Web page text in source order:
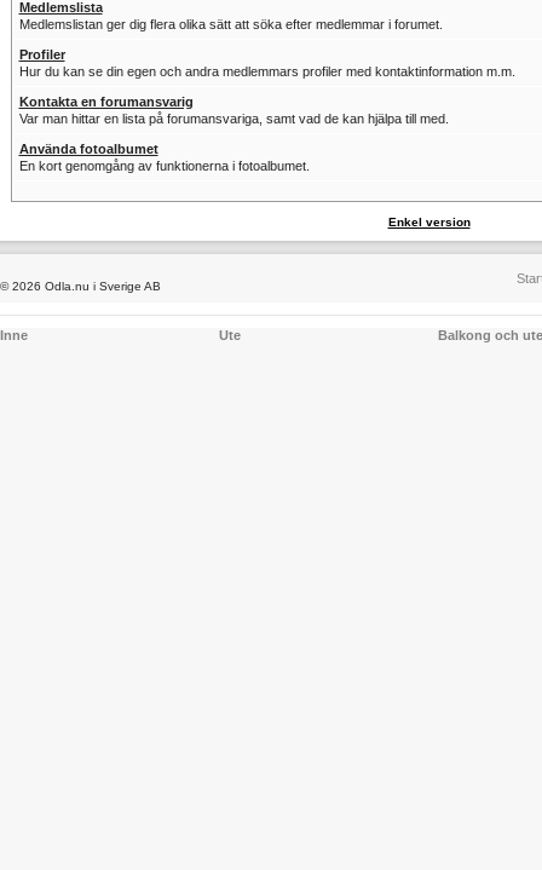
Medlemslista
Medlemslistan ger dig flera olika sätt att söka efter medlemmar i forumet.
Profiler
Hur du kan se din egen och andra medlemmars profiler med kontaktinformation m.m.
Kontakta en forumansvarig
Var man hittar en lista på forumansvariga, samt vad de kan hjälpa till med.
Använda fotoalbumet
En kort genomgång av funktionerna i fotoalbumet.
Enkel version
© 2026 Odla.nu i Sverige AB
Inne Ute Balkong och